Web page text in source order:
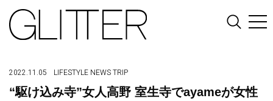
2022.11.05 LIFESTYLE NEWSTRIP
“駆け込み寺”女人高野 室生寺でayameが女性